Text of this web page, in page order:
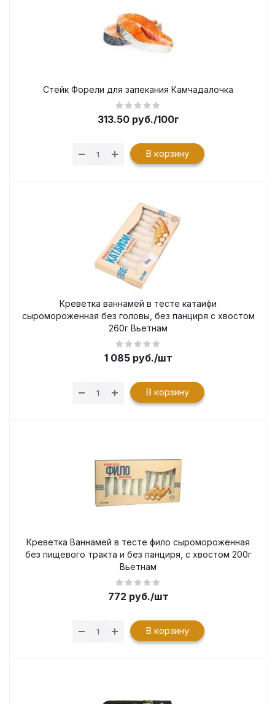
Стейк Форели для запекания Камчадалочка
313.50руб./100г
В корзину
Креветка ваннамей в тесте катаифи
сыромороженная без головы, без панциря с хвостом
260г Вьетнам
1 085руб./шт
В корзину
Креветка Ваннамей в тесте фило сыромороженная
без пищевого тракта и без панциря, с хвостом 200г
Вьетнам
772 руб./шт
В корзину